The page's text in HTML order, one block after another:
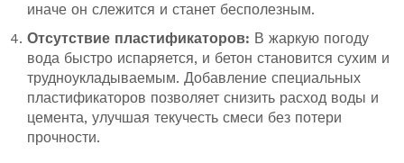
иначе он слежится и станет бесполезным.
Отсутствие пластификаторов: В жаркую погоду
вода быстро испаряется, и бетон становится сухим и
трудноукладываемым. Добавление специальных
пластификаторов позволяет снизить расход воды и
цемента, улучшая текучесть смеси без потери
прочности.